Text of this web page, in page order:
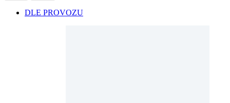
DLE PROVOZU